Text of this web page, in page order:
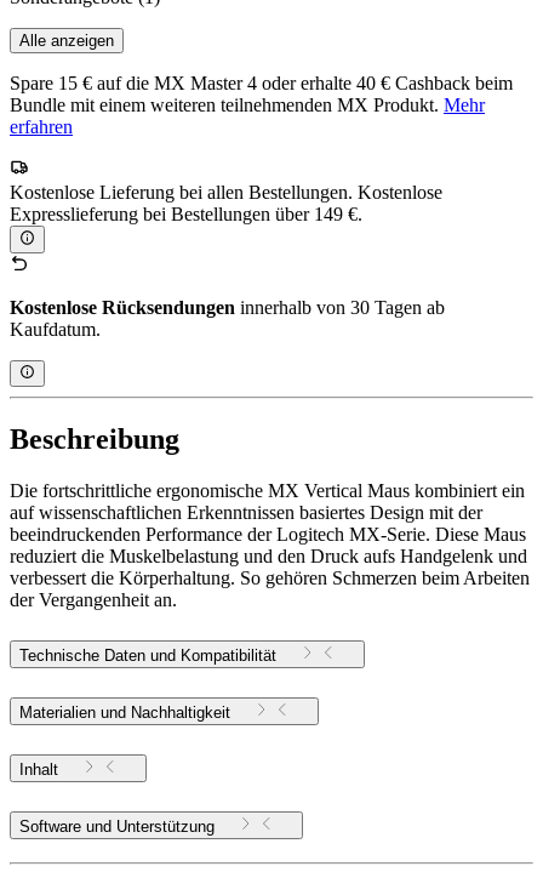
Alle anzeigen
Spare 15 € auf die MX Master 4 oder erhalte 40 € Cashback beim
Bundle mit einem weiteren teilnehmenden MX Produkt. Mehr
erfahren
Kostenlose Lieferung bei allen Bestellungen. Kostenlose
Expresslieferung bei Bestellungen über 149 €.
Kostenlose Rücksendungen innerhalb von 30 Tagen ab
Kaufdatum.
Beschreibung
Die fortschrittliche ergonomische MX Vertical Maus kombiniert ein
auf wissenschaftlichen Erkenntnissen basiertes Design mit der
beeindruckenden Performance der Logitech MX-Serie. Diese Maus
reduziert die Muskelbelastung und den Druck aufs Handgelenk und
verbessert die Körperhaltung. So gehören Schmerzen beim Arbeiten
der Vergangenheit an.
Technische Daten und Kompatibilität
Materialien und Nachhaltigkeit
Inhalt
Software und Unterstützung